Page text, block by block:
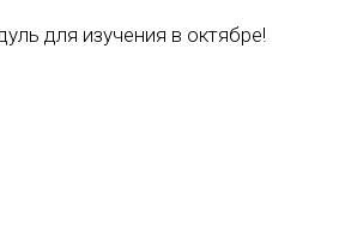
для изучения в октябре!